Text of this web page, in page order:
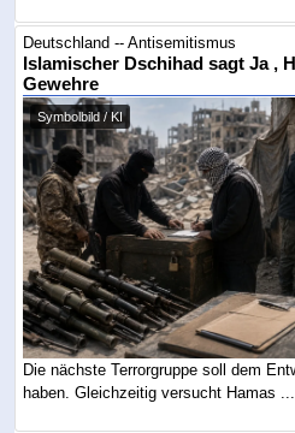
Deutschland -- Antisemitismus
Islamischer Dschihad sagt Ja ,
Gewehre
Symbolbild / KI
Die nächste Terrorgruppe soll dem
haben. Gleichzeitig versucht Hamas ...